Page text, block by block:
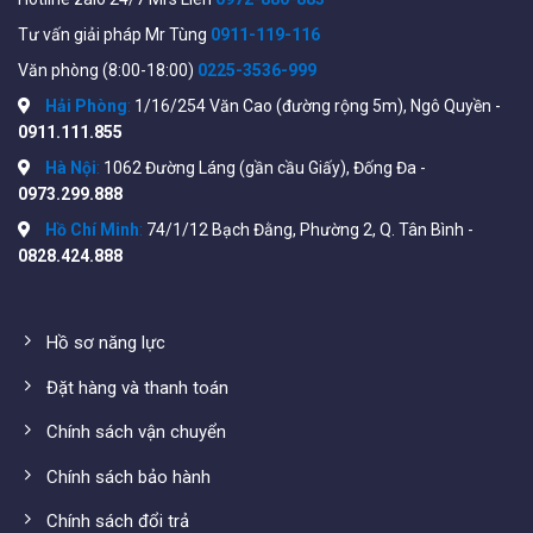
Tính năng Bảo mật
Secure Sockets Layer (SSL) • IEEE 802.1X
(Authenticator role) • IEEE 802.1X supplicant • Web-
(BPDU) Guard • STP Root Guard • STP loopback
guard….
Tính năng QoS (Quality of Service):
Tính năng quản lý
Cisco Business mobile app • Cisco Network Plug and
Standard Management Information Bases (MIBs) •
Private MIBs….
Thông số đầy đủ file
Tư vấn giải pháp Mr Tùng 0911-119-116
Văn phòng (8:00-18:00) 0225-3536-999
Hải Phòng: 1/16/254 Văn Cao (đường rộng 5m), Ngô Quyền -
0911.111.855
Hà Nội: 1062 Đường Láng (gần cầu Giấy), Đống Đa -
0973.299.888
Hồ Chí Minh: 74/1/12 Bạch Đằng, Phường 2, Q. Tân Bình -
0828.424.888
Hồ sơ năng lực
Đặt hàng và thanh toán
Chính sách vận chuyển
Chính sách bảo hành
Chính sách đổi trả